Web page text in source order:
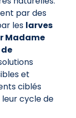
par des
les larves
Madame
et
ciblés
cycle de